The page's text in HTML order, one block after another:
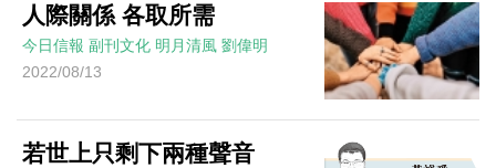
人際關係 各取所需
今日信報 副刊文化 明月清風 劉偉明
2022/08/13
若世上只剩下兩種聲音